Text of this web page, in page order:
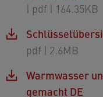
| pdf | 164.35KB
pdf | 2.6MB
Warmwasser
gemacht DE